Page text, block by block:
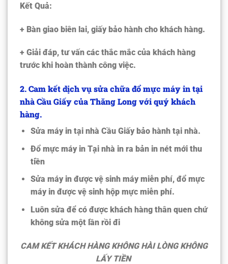
Kết Quả:
+ Bàn giao biên lai, giấy bảo hành cho khách hàng.
+ Giải đáp, tư vấn các thắc mắc của khách hàng
trước khi hoàn thành công việc.
2. Cam kết dịch vụ sửa chữa đổ mực máy in tại
nhà Cầu Giấy của Thăng Long với quý khách
hàng.
Sửa máy in tại nhà Cầu Giấy bảo hành tại nhà.
Đổ mực máy in Tại nhà in ra bản in nét mới thu
tiền
Sửa máy in được vệ sinh máy miễn phí, đổ mực
máy in được vệ sinh hộp mực miễn phí.
Luôn sửa để có được khách hàng thân quen chứ
không sửa một lần rồi đi
CAM KẾT KHÁCH HÀNG KHÔNG HÀI LÒNG KHÔNG
LẤY TIỀN